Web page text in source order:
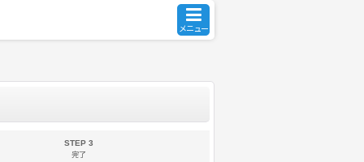
メニュー
STEP 3
完了